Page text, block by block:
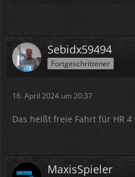
Sebidx59494
Fortgeschrittener
16. April 2024 um 20:37
Das heißt freie Fahrt für HR
MaxisSpieler